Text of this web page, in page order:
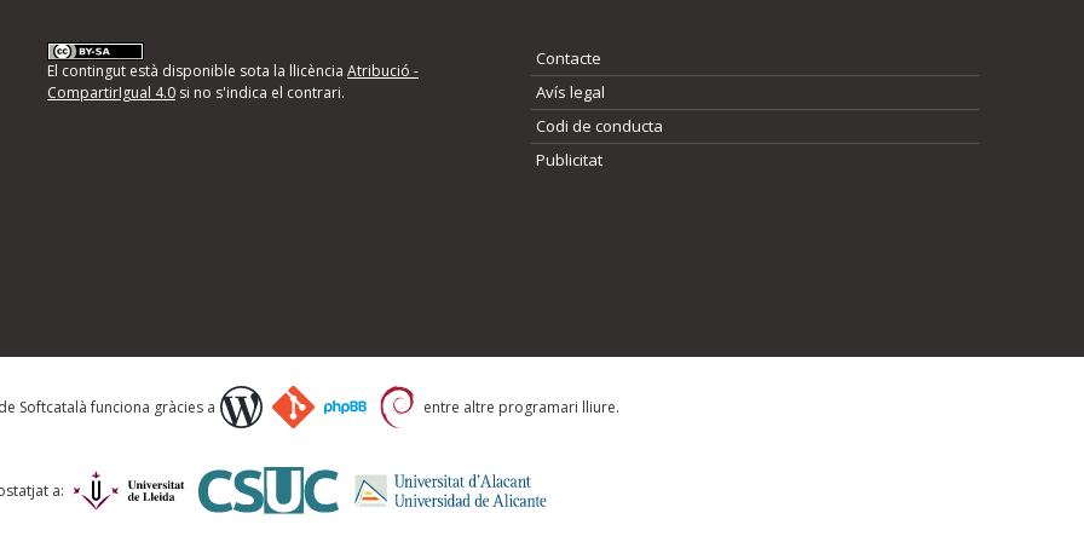
d'errors
següents i descriviu quina és la millora que
El contingut està disponible sota la llicència Atribució -
CompartirIgual 4.0si no s'indica el contrari.
Contacte
Avís legal
Codi de conducta
Publicitat
Softcatalà funciona gràcies a entre altre programari lliure.
a: